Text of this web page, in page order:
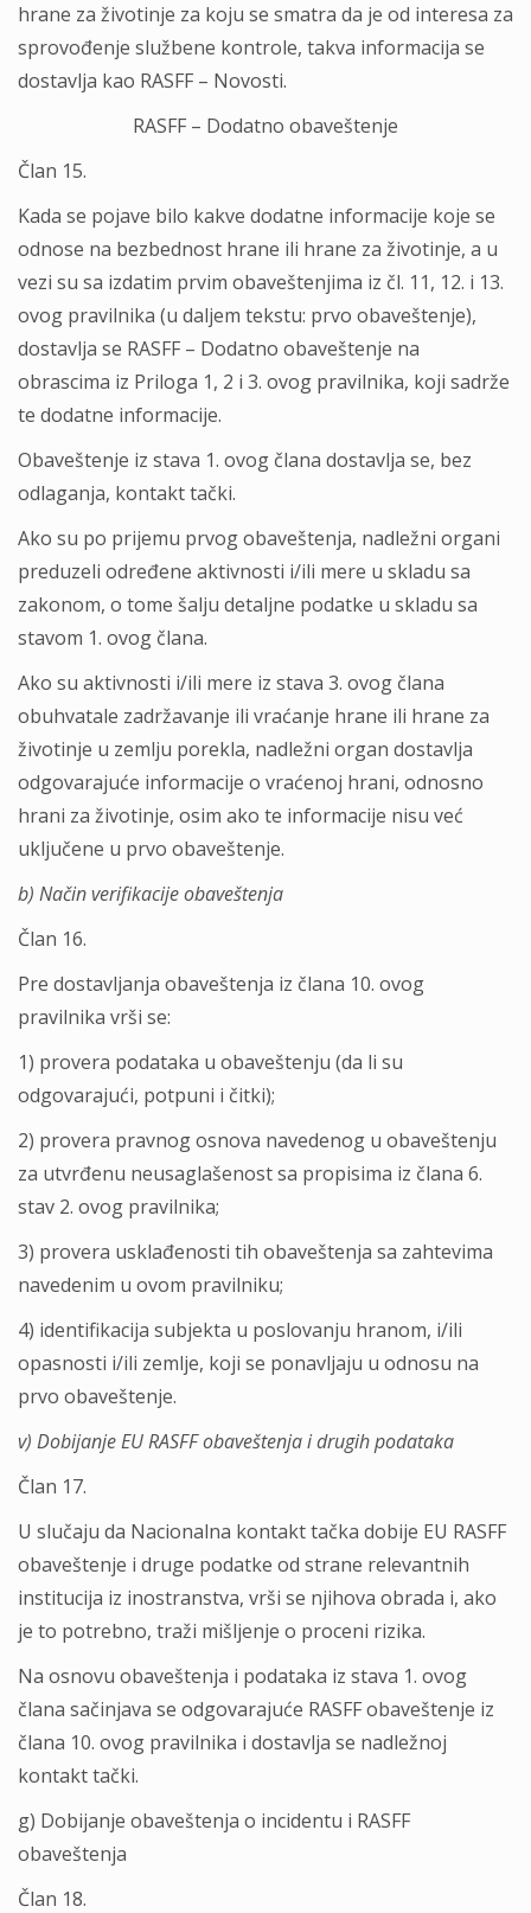
hrane za životinje za koju se smatra da je od interesa za
sprovođenje službene kontrole, takva informacija se
dostavlja kao RASFF – Novosti.
RASFF – Dodatno obaveštenje
Član 15.
Kada se pojave bilo kakve dodatne informacije koje se
odnose na bezbednost hrane ili hrane za životinje, a u
vezi su sa izdatim prvim obaveštenjima iz čl. 11, 12. i 13.
ovog pravilnika (u daljem tekstu: prvo obaveštenje),
dostavlja se RASFF – Dodatno obaveštenje na
obrascima iz Priloga 1, 2 i 3. ovog pravilnika, koji sadrže
te dodatne informacije.
Obaveštenje iz stava 1. ovog člana dostavlja se, bez
odlaganja, kontakt tački.
Ako su po prijemu prvog obaveštenja, nadležni organi
preduzeli određene aktivnosti i/ili mere u skladu sa
zakonom, o tome šalju detaljne podatke u skladu sa
stavom 1. ovog člana.
Ako su aktivnosti i/ili mere iz stava 3. ovog člana
obuhvatale zadržavanje ili vraćanje hrane ili hrane za
životinje u zemlju porekla, nadležni organ dostavlja
odgovarajuće informacije o vraćenoj hrani, odnosno
hrani za životinje, osim ako te informacije nisu već
uključene u prvo obaveštenje.
b) Način verifikacije obaveštenja
Član 16.
Pre dostavljanja obaveštenja iz člana 10. ovog
pravilnika vrši se:
1) provera podataka u obaveštenju (da li su
odgovarajući, potpuni i čitki);
2) provera pravnog osnova navedenog u obaveštenju
za utvrđenu neusaglašenost sa propisima iz člana 6.
stav 2. ovog pravilnika;
3) provera usklađenosti tih obaveštenja sa zahtevima
navedenim u ovom pravilniku;
4) identifikacija subjekta u poslovanju hranom, i/ili
opasnosti i/ili zemlje, koji se ponavljaju u odnosu na
prvo obaveštenje.
v) Dobijanje EU RASFF obaveštenja i drugih podataka
Član 17.
U slučaju da Nacionalna kontakt tačka dobije EU RASFF
obaveštenje i druge podatke od strane relevantnih
institucija iz inostranstva, vrši se njihova obrada i, ako
je to potrebno, traži mišljenje o proceni rizika.
Na osnovu obaveštenja i podataka iz stava 1. ovog
člana sačinjava se odgovarajuće RASFF obaveštenje iz
člana 10. ovog pravilnika i dostavlja se nadležnoj
kontakt tački.
g) Dobijanje obaveštenja o incidentu i RASFF
obaveštenja
Član 18.